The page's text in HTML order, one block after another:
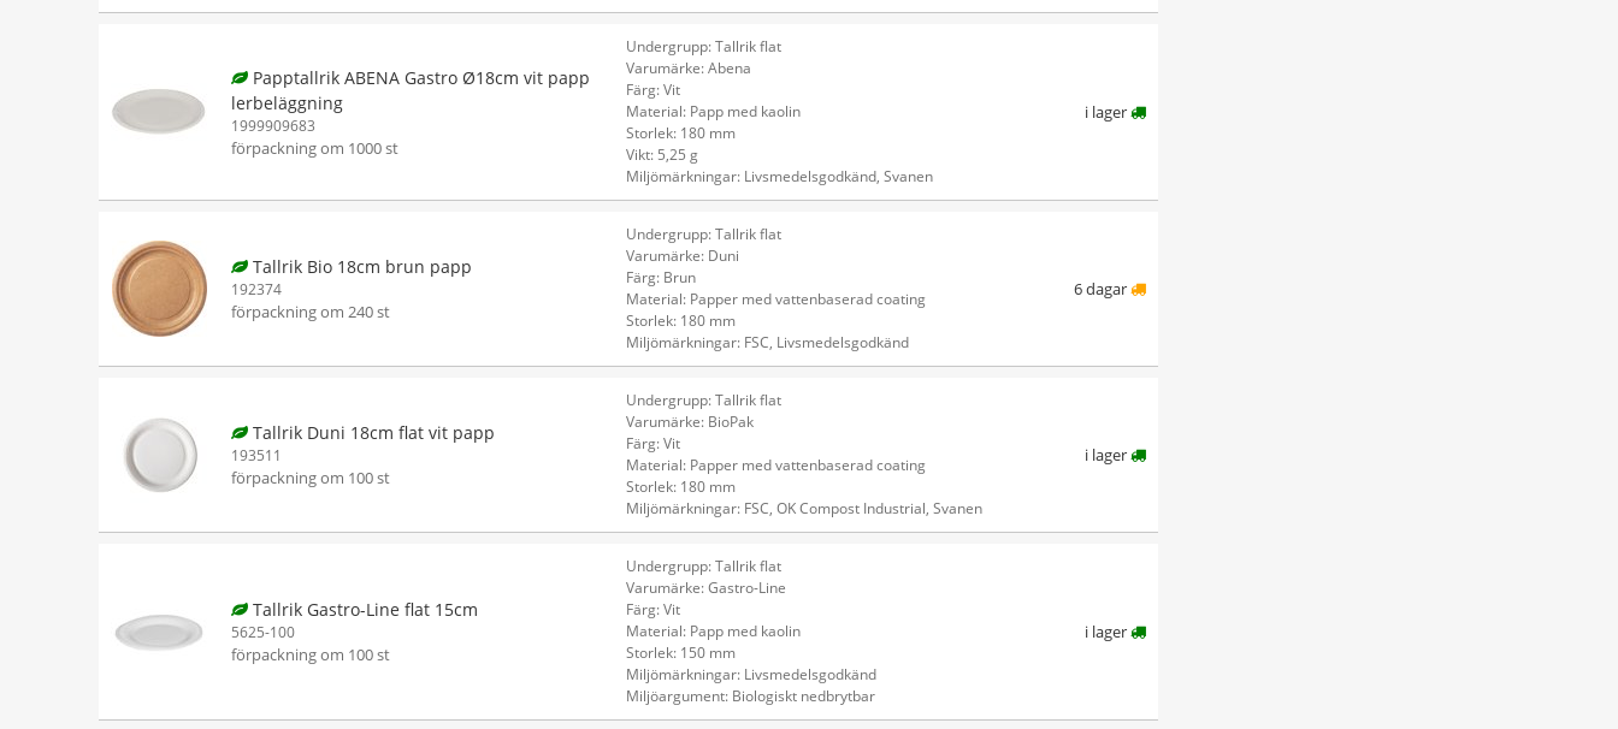
Papptallrik ABENA Gastro Ø18cm vit papp
lerbeläggning
1999909683
förpackning om 1000 st
Undergrupp: Tallrik flat
Varumärke: Abena
Färg: Vit
Material: Papp med kaolin
Storlek: 180 mm
Vikt: 5,25 g
Miljömärkningar: Livsmedelsgodkänd, Svanen
i lager
Tallrik Bio 18cm brun papp
192374
förpackning om 240 st
Undergrupp: Tallrik flat
Varumärke: Duni
Färg: Brun
Material: Papper med vattenbaserad coating
Storlek: 180 mm
Miljömärkningar: FSC, Livsmedelsgodkänd
6 dagar
Tallrik Duni 18cm flat vit papp
193511
förpackning om 100 st
Undergrupp: Tallrik flat
Varumärke: BioPak
Färg: Vit
Material: Papper med vattenbaserad coating
Storlek: 180 mm
Miljömärkningar: FSC, OK Compost Industrial, Svanen
i lager
Tallrik Gastro-Line flat 15cm
5625-100
förpackning om 100 st
Undergrupp: Tallrik flat
Varumärke: Gastro-Line
Färg: Vit
Material: Papp med kaolin
Storlek: 150 mm
Miljömärkningar: Livsmedelsgodkänd
Miljöargument: Biologiskt nedbrytbar
i lager